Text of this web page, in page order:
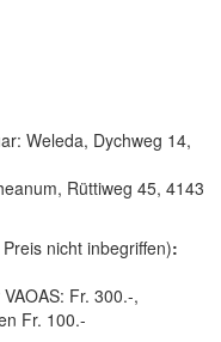
Weleda, Dychweg 14,
Rüttiweg 45, 4143
nicht inbegriffen):
Fr. 300.-,
Fr. 100.-